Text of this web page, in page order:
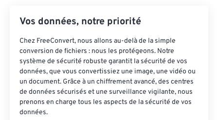
Vos données, notre priorité
Chez FreeConvert, nous allons au-delà de la simple
conversion de fichiers : nous les protégeons. Notre
système de sécurité robuste garantit la sécurité de vos
données, que vous convertissiez une image, une vidéo ou
un document. Grâce à un chiffrement avancé, des centres
de données sécurisés et une surveillance vigilante, nous
prenons en charge tous les aspects de la sécurité de vos
données.